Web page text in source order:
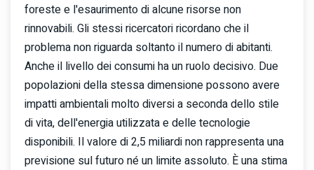
foreste e l'esaurimento di alcune risorse non
rinnovabili. Gli stessi ricercatori ricordano che il
problema non riguarda soltanto il numero di abitanti.
Anche il livello dei consumi ha un ruolo decisivo. Due
popolazioni della stessa dimensione possono avere
impatti ambientali molto diversi a seconda dello stile
di vita, dell'energia utilizzata e delle tecnologie
disponibili. Il valore di 2,5 miliardi non rappresenta una
previsione sul futuro né un limite assoluto. È una stima